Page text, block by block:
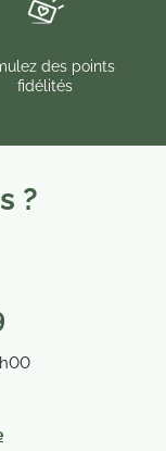
des points
fidélités
?